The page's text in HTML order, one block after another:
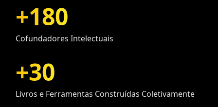
+180
Cofundadores Intelectuais
+30
Livros e Ferramentas Construídas Coletivamente